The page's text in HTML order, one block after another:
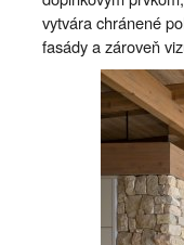
vytvára chránené
fasády a zároveň